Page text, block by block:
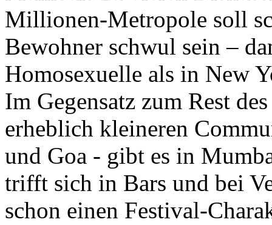
Millionen-Metropole soll
Bewohner schwul sein –
Homosexuelle als in New
Im Gegensatz zum Rest
erheblich kleineren
und Goa - gibt es in
trifft sich in Bars und bei
schon einen Festival-